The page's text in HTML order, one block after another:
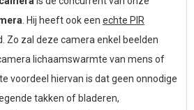
. Hij heeft ook een echte PIR
Zo zal deze camera enkel beelden
lichaamswarmte van mens of
voordeel hiervan is dat geen onnodige
takken of bladeren,